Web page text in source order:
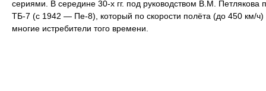
сериями. В середине 30-х гг. под руководством В.М. Петлякова
ТБ-7 (с 1942 — Пе-8), который по скорости полёта (до 450 км/ч)
многие истребители того времени.